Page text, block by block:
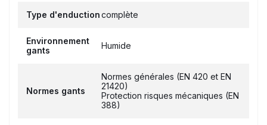
Type d'enductioncomplète
Environnement
gants
Humide
Normes gants
Normes générales (EN 420 et EN
21420)
Protection risques mécaniques (EN
388)